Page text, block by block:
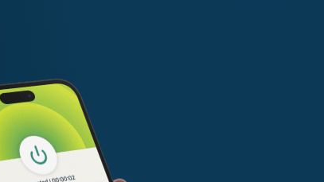
소개
개인정보 보호 및 보안 도구를 이용해 보
한 디지털 라이프를 선사합니다.
winning
macOS
antivirus,
firewall,
system tools,
and more.